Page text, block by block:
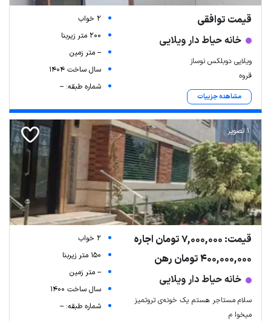
قیمت توافقی
خانه حیاط دار ویلایی
ویلایی دوبلکس نوساز
قروه
مشاهده جزییات
2 خواب
200 متر زیربنا
-- متر زمین
سال ساخت 1404
شماره طبقه: --
1 تصویر
قیمت: 7,000,000 تومان اجاره
400,000,000 تومان رهن
خانه حیاط دار ویلایی
سلام مستاجر هستم یک خونه‌ی تروتمیز
میخوا م
2 خواب
150 متر زیربنا
-- متر زمین
سال ساخت 1400
شماره طبقه: --